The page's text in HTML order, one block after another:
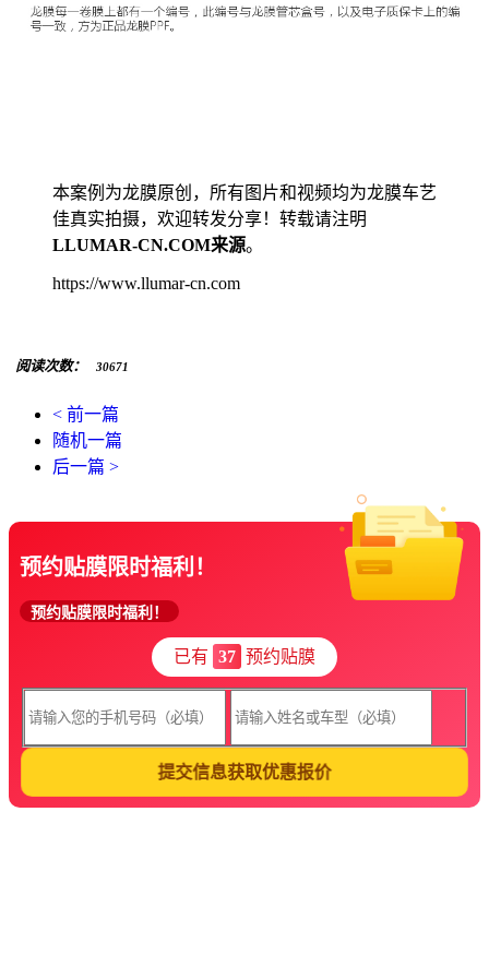
本案例为龙膜原创，所有图片和视频均为龙膜车艺
佳真实拍摄，欢迎转发分享！转载请注明
LLUMAR-CN.COM来源。
https://www.llumar-cn.com
阅读次数： 30671
< 前一篇
随机一篇
后一篇 >
预约贴膜限时福利！
预约贴膜限时福利！
已有 37 预约贴膜
提交信息获取优惠报价